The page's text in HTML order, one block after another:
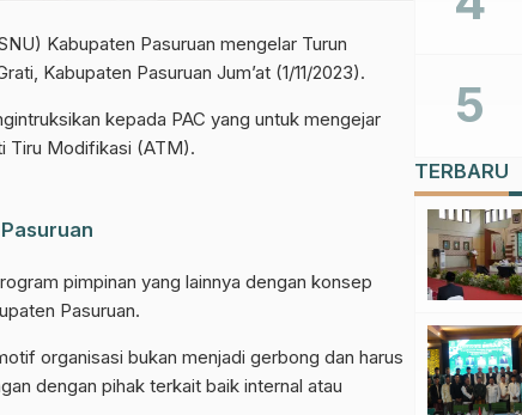
Kabupaten Pasuruan mengelar Turun
Kabupaten Pasuruan Jum’at (1/11/2023).
kepada PAC yang untuk mengejar
Tiru Modifikasi (ATM).
pimpinan yang lainnya dengan konsep
Pasuruan.
organisasi bukan menjadi gerbong dan harus
dengan pihak terkait baik internal atau
TERBARU